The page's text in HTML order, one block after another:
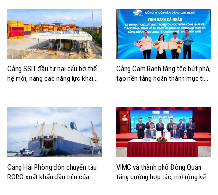
Cảng SSIT đầu tư hai cẩu bờ thế
hệ mới, nâng cao năng lực khai
Cảng Cam Ranh tăng tốc bứt phá,
tạo nền tảng hoàn thành mục tiêu
Cảng Hải Phòng đón chuyến tàu
RORO xuất khẩu đầu tiên của
VIMC và thành phố Đông Quản
tăng cường hợp tác, mở rộng kết